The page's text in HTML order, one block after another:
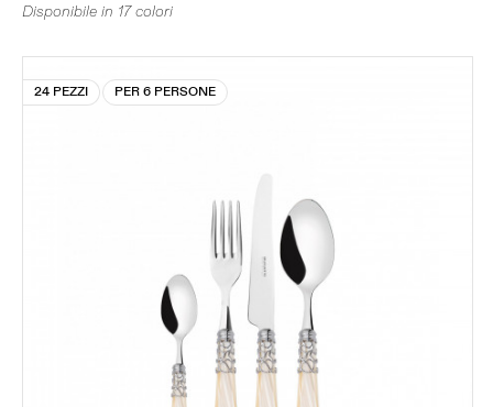
Disponibile in 17 colori
24 PEZZI PER 6 PERSONE